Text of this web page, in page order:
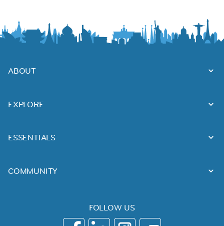
ABOUT
EXPLORE
ESSENTIALS
COMMUNITY
FOLLOW US